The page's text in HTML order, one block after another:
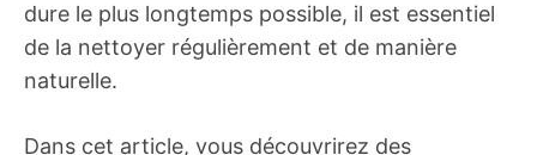
dure le plus longtemps possible, il est essentiel
de la nettoyer régulièrement et de manière
naturelle.
Dans cet article, vous découvrirez des